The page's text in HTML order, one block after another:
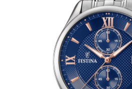
SERVICE
ΕΠΙΚΟΙΝΩΝΊΑ
ΧΟΝΔΡΙΚΉ